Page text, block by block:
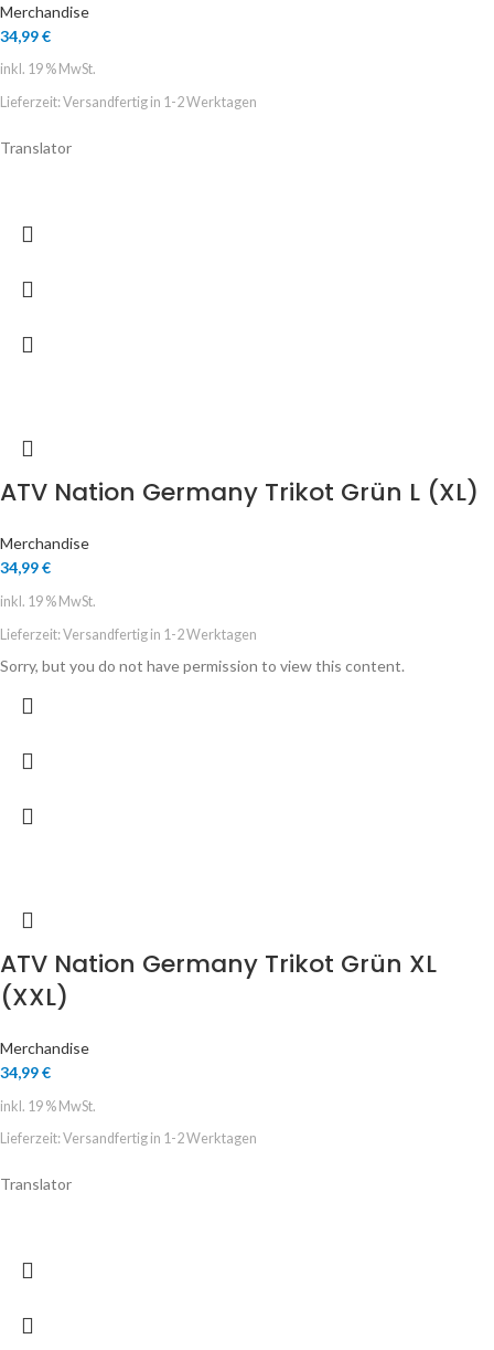
Merchandise
34,99€
inkl. 19 % MwSt.
Lieferzeit: Versandfertig in 1-2 Werktagen
Translator
ATV Nation Germany Trikot Grün L (XL)
Merchandise
34,99€
inkl. 19 % MwSt.
Lieferzeit: Versandfertig in 1-2 Werktagen
Sorry, but you do not have permission to view this content.
ATV Nation Germany Trikot Grün XL
(XXL)
Merchandise
34,99€
inkl. 19 % MwSt.
Lieferzeit: Versandfertig in 1-2 Werktagen
Translator